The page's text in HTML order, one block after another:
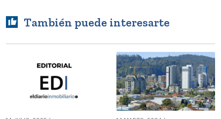
También puede interesarte